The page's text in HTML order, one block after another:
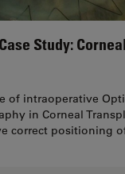
Study: Corneal
of intraoperative
in Corneal
correct positioning